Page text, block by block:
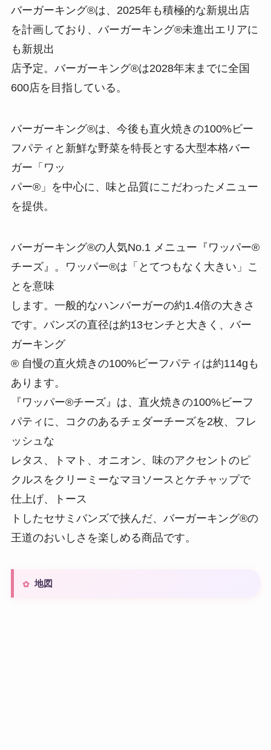
バーガーキング®は、2025年も積極的な新規出店
を計画しており、バーガーキング®未進出エリアに
も新規出
店予定。バーガーキング®は2028年末までに全国
600店を目指している。
バーガーキング®は、今後も直火焼きの100%ビー
フパティと新鮮な野菜を特長とする大型本格バー
ガー「ワッ
パー®」を中心に、味と品質にこだわったメニュー
を提供。
バーガーキング®の人気No.1 メニュー『ワッパー®
チーズ』。ワッパー®は「とてつもなく大きい」こ
とを意味
します。一般的なハンバーガーの約1.4倍の大きさ
です。バンズの直径は約13センチと大きく、バー
ガーキング
® 自慢の直火焼きの100%ビーフパティは約114gも
あります。
『ワッパー®チーズ』は、直火焼きの100%ビーフ
パティに、コクのあるチェダーチーズを2枚、フレ
ッシュな
レタス、トマト、オニオン、味のアクセントのピ
クルスをクリーミーなマヨソースとケチャップで
仕上げ、トース
トしたセサミバンズで挟んだ、バーガーキング®の
王道のおいしさを楽しめる商品です。
地図